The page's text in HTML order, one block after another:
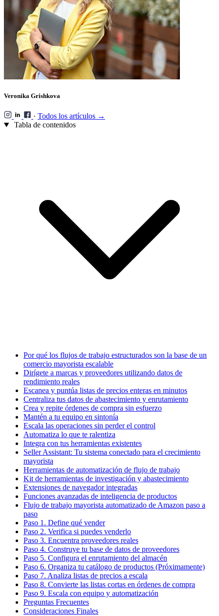
Veronika Grishkova
· Todos los artículos →
Tabla de contenidos
Por qué los flujos de trabajo estructurados son la base de un
comercio mayorista escalable
Dirígete a marcas y proveedores utilizando datos de
rendimiento reales
Escanea y puntúa listas de precios enteras en minutos
Centraliza tus datos de abastecimiento y enrutamiento
Crea y repite órdenes de compra sin esfuerzo
Mantén a tu equipo en sintonía
Escala las operaciones sin perder el control
Automatiza lo que te ralentiza
Integra con tus herramientas existentes
Seller Assistant: Tu sistema conectado para el crecimiento
mayorista
Herramientas de automatización de flujo de trabajo
Kit de herramientas de investigación y abastecimiento
Extensiones de navegador integradas
Funciones avanzadas de inteligencia de productos
Flujo de trabajo mayorista automatizado de Amazon paso a
paso
Paso 1. Define qué vender
Paso 2. Verifica si puedes venderlo
Paso 3. Encuentra proveedores reales
Paso 4. Construye tu base de datos de proveedores
Paso 5. Configura el enrutamiento del almacén
Paso 6. Organiza tu catálogo de productos (Próximamente)
Paso 7. Analiza listas de precios a escala
Paso 8. Convierte las listas cortas en órdenes de compra
Paso 9. Escala con equipo y automatización
Preguntas Frecuentes
Consideraciones Finales